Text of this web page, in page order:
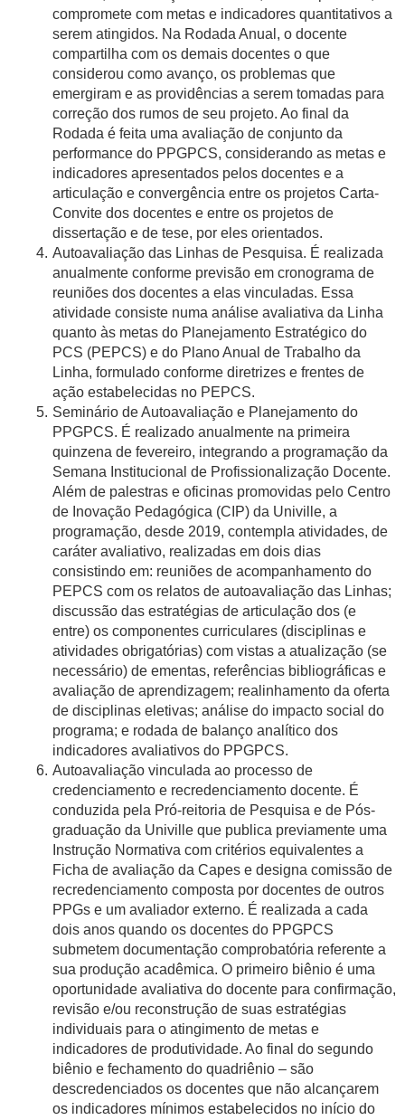
compromete com metas e indicadores quantitativos a
serem atingidos. Na Rodada Anual, o docente
compartilha com os demais docentes o que
considerou como avanço, os problemas que
emergiram e as providências a serem tomadas para
correção dos rumos de seu projeto. Ao final da
Rodada é feita uma avaliação de conjunto da
performance do PPGPCS, considerando as metas e
indicadores apresentados pelos docentes e a
articulação e convergência entre os projetos Carta-
Convite dos docentes e entre os projetos de
dissertação e de tese, por eles orientados.
Autoavaliação das Linhas de Pesquisa. É realizada
anualmente conforme previsão em cronograma de
reuniões dos docentes a elas vinculadas. Essa
atividade consiste numa análise avaliativa da Linha
quanto às metas do Planejamento Estratégico do
PCS (PEPCS) e do Plano Anual de Trabalho da
Linha, formulado conforme diretrizes e frentes de
ação estabelecidas no PEPCS.
Seminário de Autoavaliação e Planejamento do
PPGPCS. É realizado anualmente na primeira
quinzena de fevereiro, integrando a programação da
Semana Institucional de Profissionalização Docente.
Além de palestras e oficinas promovidas pelo Centro
de Inovação Pedagógica (CIP) da Univille, a
programação, desde 2019, contempla atividades, de
caráter avaliativo, realizadas em dois dias
consistindo em: reuniões de acompanhamento do
PEPCS com os relatos de autoavaliação das Linhas;
discussão das estratégias de articulação dos (e
entre) os componentes curriculares (disciplinas e
atividades obrigatórias) com vistas a atualização (se
necessário) de ementas, referências bibliográficas e
avaliação de aprendizagem; realinhamento da oferta
de disciplinas eletivas; análise do impacto social do
programa; e rodada de balanço analítico dos
indicadores avaliativos do PPGPCS.
Autoavaliação vinculada ao processo de
credenciamento e recredenciamento docente. É
conduzida pela Pró-reitoria de Pesquisa e de Pós-
graduação da Univille que publica previamente uma
Instrução Normativa com critérios equivalentes a
Ficha de avaliação da Capes e designa comissão de
recredenciamento composta por docentes de outros
PPGs e um avaliador externo. É realizada a cada
dois anos quando os docentes do PPGPCS
submetem documentação comprobatória referente a
sua produção acadêmica. O primeiro biênio é uma
oportunidade avaliativa do docente para confirmação,
revisão e/ou reconstrução de suas estratégias
individuais para o atingimento de metas e
indicadores de produtividade. Ao final do segundo
biênio e fechamento do quadriênio – são
descredenciados os docentes que não alcançarem
os indicadores mínimos estabelecidos no início do